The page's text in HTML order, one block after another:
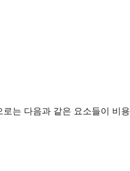
는 다음과 같은 요소들이 비용